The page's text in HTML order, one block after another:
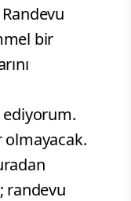
bir
randevu